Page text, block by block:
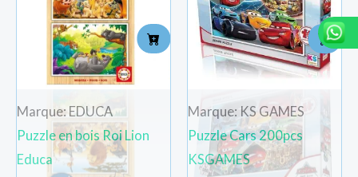
Marque: EDUCA
Puzzle en bois Roi Lion
Educa
Marque: KS GAMES
Puzzle Cars 200pcs
KSGAMES